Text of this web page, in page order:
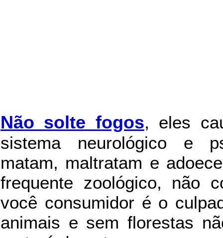
Não solte fogos, eles
sistema neurológico e
matam, maltratam e
frequente zoológico, não
você consumidor é o
animais e sem florestas